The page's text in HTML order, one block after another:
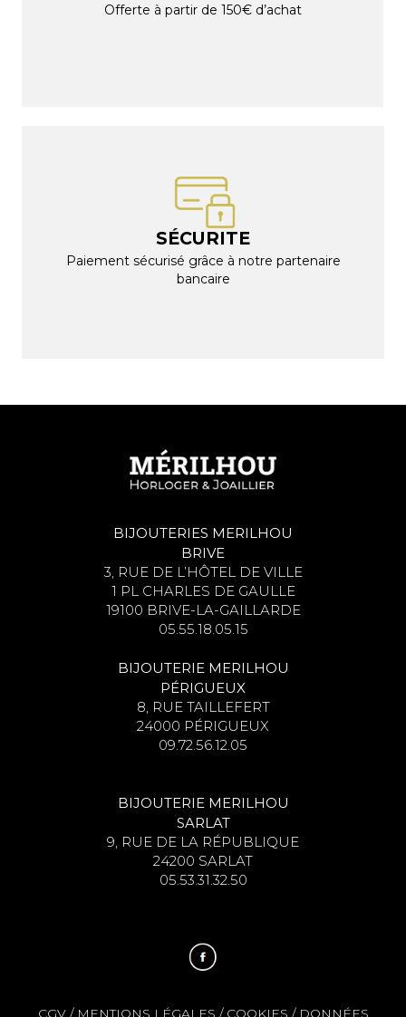
Offerte à partir de 150€ d’achat
SÉCURITE
Paiement sécurisé grâce à notre partenaire
bancaire
BIJOUTERIES MERILHOU
BRIVE
3, RUE DE L’HÔTEL DE VILLE
1 PL CHARLES DE GAULLE
19100 BRIVE-LA-GAILLARDE
05.55.18.05.15
BIJOUTERIE MERILHOU
PÉRIGUEUX
8, RUE TAILLEFERT
24000 PÉRIGUEUX
09.72.56.12.05
BIJOUTERIE MERILHOU
SARLAT
9, RUE DE LA RÉPUBLIQUE
24200 SARLAT
05.53.31.32.50
CGV/ MENTIONS LÉGALES / COOKIES / DONNÉES